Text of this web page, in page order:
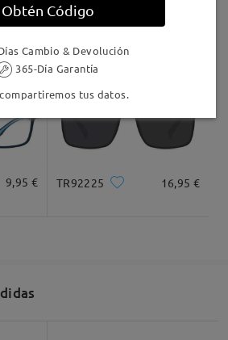
8,00 € TR55132 12,95 €
9,95 € TR92225 16,95 €
Obtén Código
Cambio & Devolución
365-Día Garantía
tus datos.